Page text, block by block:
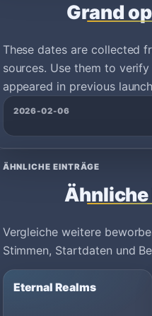
Grand
These dates are collected
sources. Use them to
appeared in previous
2026-02-06
ÄHNLICHE EINTRÄGE
Ähnliche
Vergleiche weitere
Stimmen, Startdaten und
Eternal Realms